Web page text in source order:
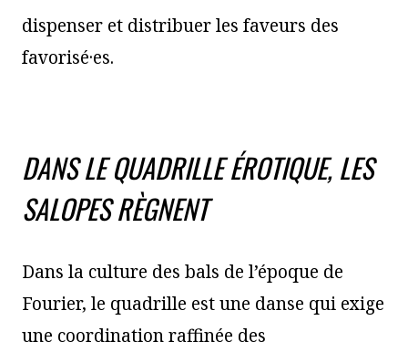
dispenser et distribuer les faveurs des
favorisé·es.
DANS LE QUADRILLE ÉROTIQUE, LES
SALOPES RÈGNENT
Dans la culture des bals de l’époque de
Fourier, le quadrille est une danse qui exige
une coordination raffinée des